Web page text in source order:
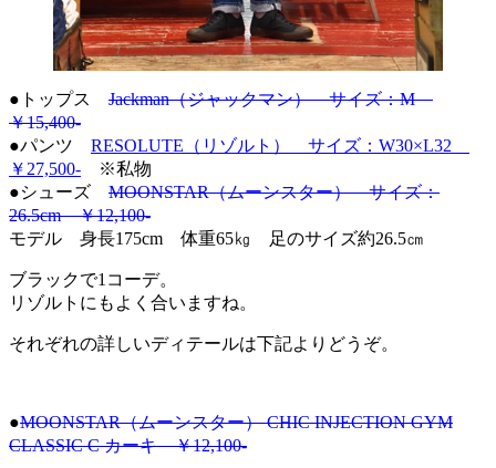
●トップス Jackman（ジャックマン） サイズ：M
￥15,400-
●パンツ RESOLUTE（リゾルト） サイズ：W30×L32
￥27,500- ※私物
●シューズ MOONSTAR（ムーンスター） サイズ：
26.5cm ￥12,100-
モデル 身長175cm 体重65㎏ 足のサイズ約26.5㎝
ブラックで1コーデ。
リゾルトにもよく合いますね。
それぞれの詳しいディテールは下記よりどうぞ。
●MOONSTAR（ムーンスター） CHIC INJECTION GYM
CLASSIC C カーキ ￥12,100-